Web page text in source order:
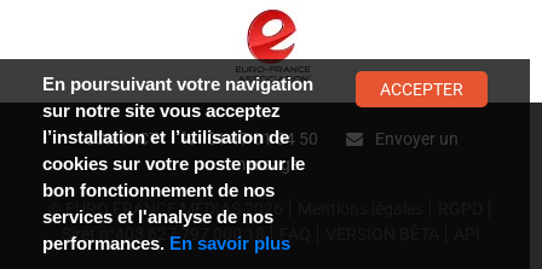
CONTACT : 01 47 01 34 50
Envoyer un
message
© EURO FRANCE MÉDIAS 2026
Siret n°403 627 797 000 18
En poursuivant votre navigation
sur notre site vous acceptez
l’installation et l’utilisation de
cookies sur votre poste pour le
bon fonctionnement de nos
services et l'analyse de nos
performances. En savoir plus
ACCEPTER